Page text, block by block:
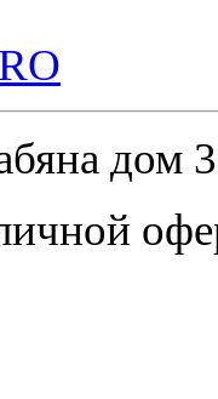
дом